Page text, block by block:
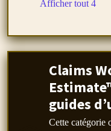
Afficher tout 4
Claims
guides
Cette catégorie